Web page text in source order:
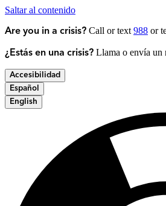
Saltar al contenido
Are you in a crisis? Call or text 988 or
¿Estás en una crisis? Llama o envía un
Accesibilidad
Español
English